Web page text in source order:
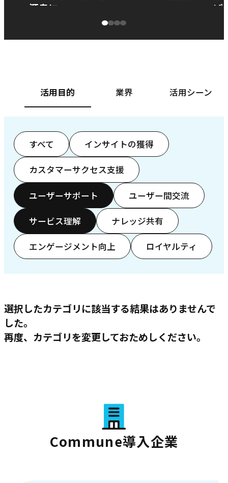
源泉に
ぱ
活用目的 業界 活用シーン
すべて インサイトの獲得
カスタマーサクセス支援
ユーザーサポート ユーザー間交流
サービス理解 ナレッジ共有
エンゲージメント向上 ロイヤルティ
選択したカテゴリに該当する結果はありませんで
した。
再度、カテゴリを変更しておためしください。
Commune導入企業